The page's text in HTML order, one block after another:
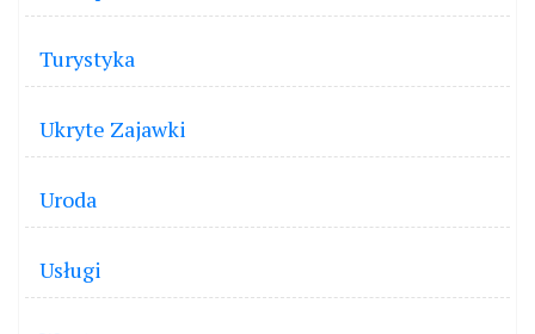
Turystyka
Ukryte Zajawki
Uroda
Usługi